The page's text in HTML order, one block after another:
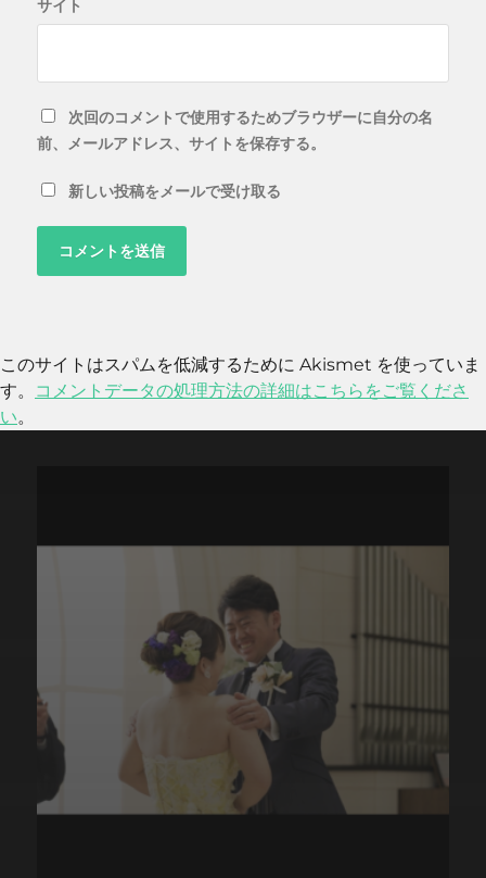
サイト
次回のコメントで使用するためブラウザーに自分の名
前、メールアドレス、サイトを保存する。
新しい投稿をメールで受け取る
このサイトはスパムを低減するために Akismet を使っていま
す。
コメントデータの処理方法の詳細はこちらをご覧くださ
い。